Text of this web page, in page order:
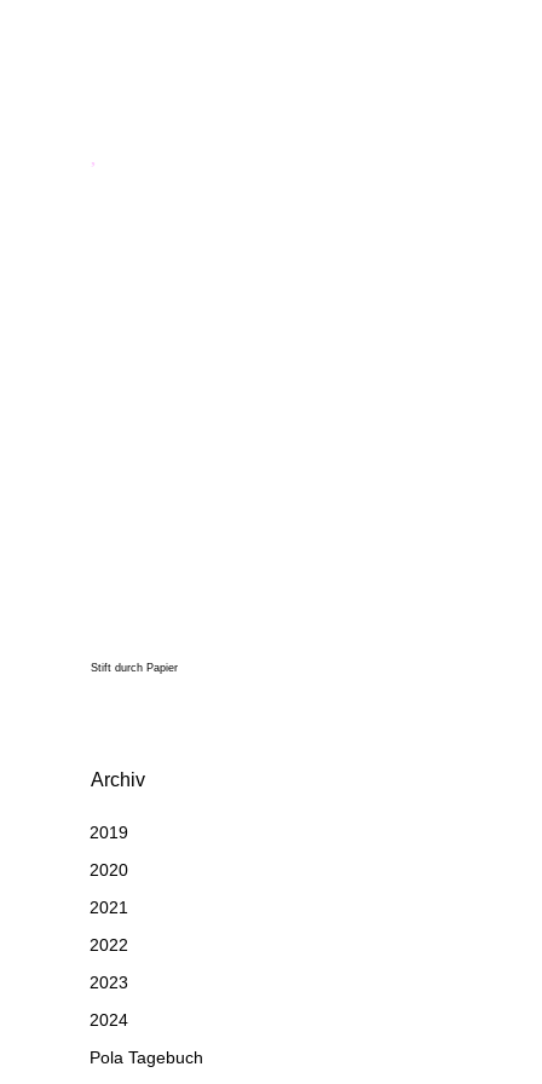
Stift durch Papier
Archiv
2019
2020
2021
2022
2023
2024
Pola Tagebuch